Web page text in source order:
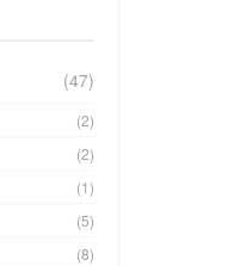
(47)
(2)
(2)
(1)
(5)
(8)